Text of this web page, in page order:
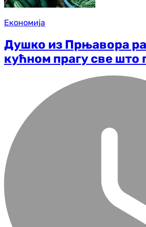
Економија
Душко из Прњавора
кућном прагу све што